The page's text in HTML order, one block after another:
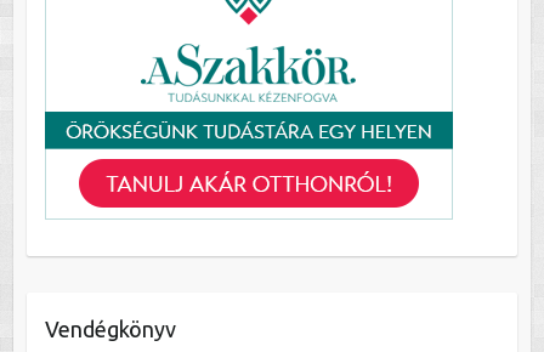
Vendégkönyv